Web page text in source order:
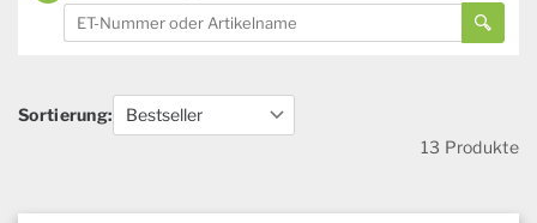
Sortierung:
13 Produkte